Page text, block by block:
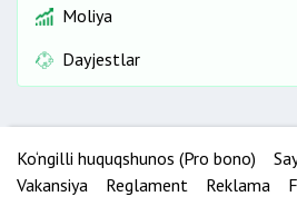
Moliya
Dayjestlar
Ko‘ngilli huquqshunos (Pro bono)
Vakansiya
Reglament Reklama